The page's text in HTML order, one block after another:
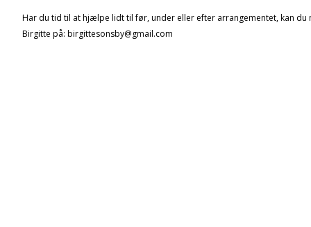
Har du tid til at hjælpe lidt til før, under eller efter arrangementet, kan du
Birgitte på: birgittesonsby@gmail.com